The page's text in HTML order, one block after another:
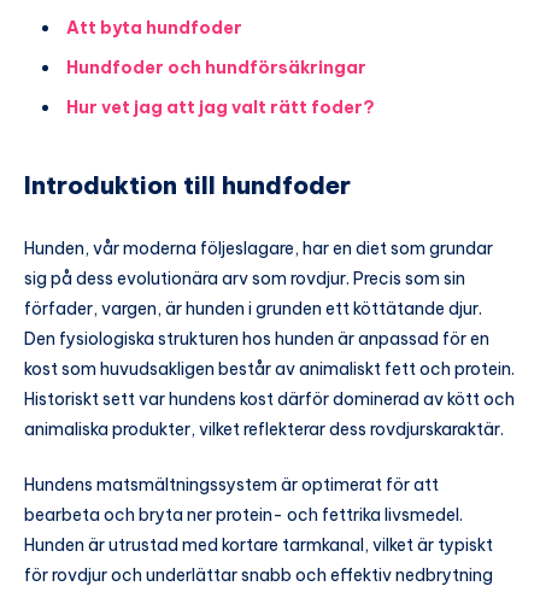
Att byta hundfoder
Hundfoder och hundförsäkringar
Hur vet jag att jag valt rätt foder?
Introduktion till hundfoder
Hunden, vår moderna följeslagare, har en diet som grundar
sig på dess evolutionära arv som rovdjur. Precis som sin
förfader, vargen, är hunden i grunden ett köttätande djur.
Den fysiologiska strukturen hos hunden är anpassad för en
kost som huvudsakligen består av animaliskt fett och protein.
Historiskt sett var hundens kost därför dominerad av kött och
animaliska produkter, vilket reflekterar dess rovdjurskaraktär.
Hundens matsmältningssystem är optimerat för att
bearbeta och bryta ner protein- och fettrika livsmedel.
Hunden är utrustad med kortare tarmkanal, vilket är typiskt
för rovdjur och underlättar snabb och effektiv nedbrytning